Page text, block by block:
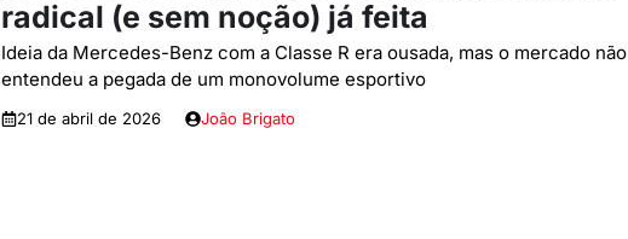
radical (e sem noção) já feita
Ideia da Mercedes-Benz com a Classe R era ousada, mas o mercado não
entendeu a pegada de um monovolume esportivo
21 de abril de 2026 João Brigato